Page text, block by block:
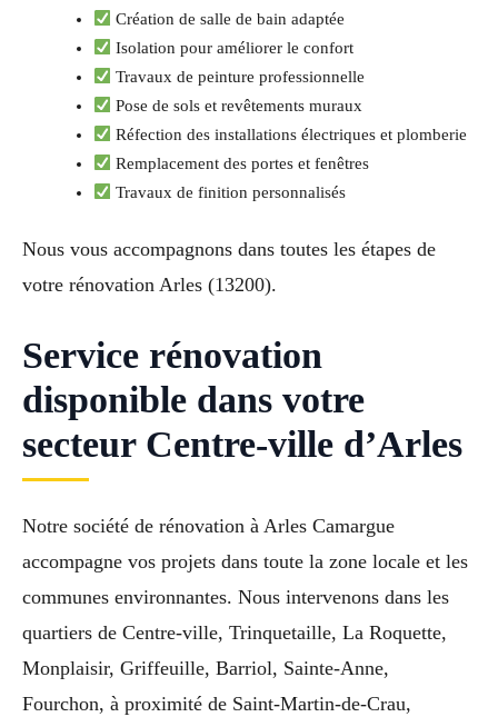
Création de salle de bain adaptée
Isolation pour améliorer le confort
Travaux de peinture professionnelle
Pose de sols et revêtements muraux
Réfection des installations électriques et plomberie
Remplacement des portes et fenêtres
Travaux de finition personnalisés
Nous vous accompagnons dans toutes les étapes de
votre rénovation Arles (13200).
Service rénovation
disponible dans votre
secteur Centre-ville d’Arles
Notre société de rénovation à Arles Camargue
accompagne vos projets dans toute la zone locale et les
communes environnantes. Nous intervenons dans les
quartiers de Centre-ville, Trinquetaille, La Roquette,
Monplaisir, Griffeuille, Barriol, Sainte-Anne,
Fourchon, à proximité de Saint-Martin-de-Crau,